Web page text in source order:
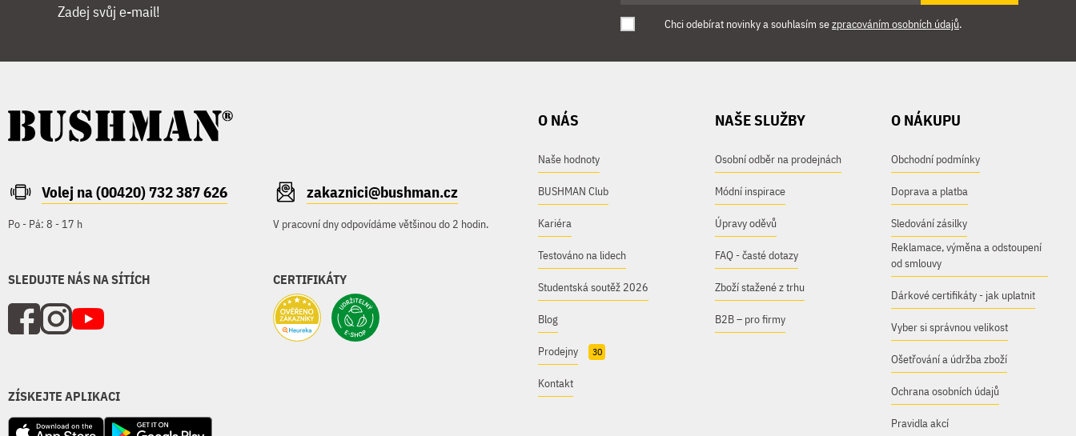
Zadej svůj e-mail!
Chci odebírat novinky a souhlasím sezpracováním osobních údajů.
Volej na (00420) 732 387 626
Po - Pá: 8 - 17 h
zakaznici@bushman.cz
V pracovní dny odpovídáme většinou do 2 hodin.
SLEDUJTE NÁS NA SÍTÍCH CERTIFIKÁTY
ZÍSKEJTE APLIKACI
O NÁS
Naše hodnoty
BUSHMAN Club
Kariéra
Testováno na lidech
Studentská soutěž 2026
Blog
Prodejny 30
Kontakt
NAŠE SLUŽBY
Osobní odběr na prodejnách
Módní inspirace
Úpravy oděvů
FAQ - časté dotazy
Zboží stažené z trhu
B2B – pro firmy
O NÁKUPU
Obchodní podmínky
Doprava a platba
Sledování zásilky
Reklamace, výměna a odstoupení
od smlouvy
Dárkové certifikáty - jak uplatnit
Vyber si správnou velikost
Ošetřování a údržba zboží
Ochrana osobních údajů
Pravidla akcí